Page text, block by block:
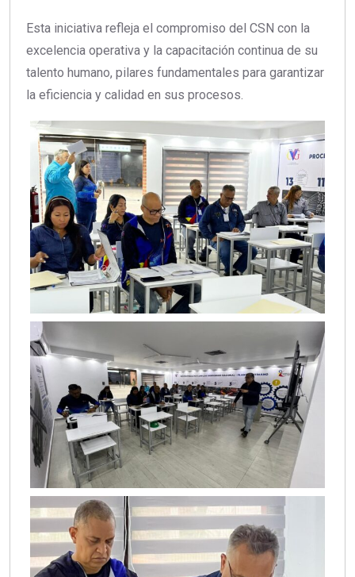
Esta iniciativa refleja el compromiso del CSN con la
excelencia operativa y la capacitación continua de su
talento humano, pilares fundamentales para garantizar
la eficiencia y calidad en sus procesos.